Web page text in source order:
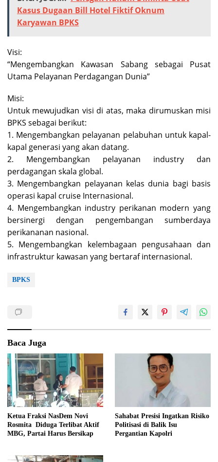
Kasus Dugaan Bill Hotel Fiktif Oknum
Karyawan BPKS
Visi:
“Mengembangkan Kawasan Sabang sebagai Pusat
Utama Pelayanan Perdagangan Dunia”
Misi:
Untuk mewujudkan visi di atas, maka dirumuskan misi
BPKS sebagai berikut:
1. Mengembangkan pelayanan pelabuhan untuk kapal-
kapal generasi yang akan datang.
2. Mengembangkan pelayanan industry dan
perdagangan skala global.
3. Mengembangkan pelayanan kelas dunia bagi basis
operasi kapal cruise Internasional.
4. Mengembangkan industry perikanan modern yang
bersinergi dengan pengembangan sumberdaya
perikananan nasional.
5. Mengembangkan kelembagaan pengusahaan dan
infrastruktur kawasan yang bertaraf internasional.
BPKS
Baca Juga
Ketua Fraksi NasDem Novi
Rosmita Diduga Terlibat Aktif
MBG, Partai Harus Bersikap
Sahabat Presisi Ingatkan Risiko
Politisasi di Balik Isu
Pergantian Kapolri